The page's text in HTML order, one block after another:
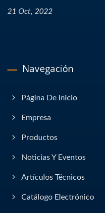
21 Oct, 2022
Navegación
Página De Inicio
Empresa
Productos
Noticias Y Eventos
Artículos Técnicos
Catálogo Electrónico